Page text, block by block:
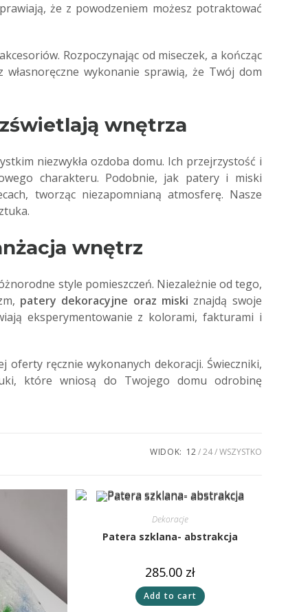
że z powodzeniem możesz potraktować
Rozpoczynając od miseczek, a kończąc
wykonanie sprawią, że Twój dom
wnętrza
niezwykła ozdoba domu. Ich przejrzystość i
charakteru. Podobnie, jak patery i miski
tworząc niezapomnianą atmosferę. Nasze
wnętrz
style pomieszczeń. Niezależnie od tego,
patery dekoracyjne oraz miski znajdą swoje
eksperymentowanie z kolorami, fakturami i
oferty ręcznie wykonanych dekoracji. Świeczniki,
które wniosą do Twojego domu odrobinę
WIDOK: 12 24 WSZYSTKO
Dekoracje
Patera szklana- abstrakcja
285.00 zł
Add to cart